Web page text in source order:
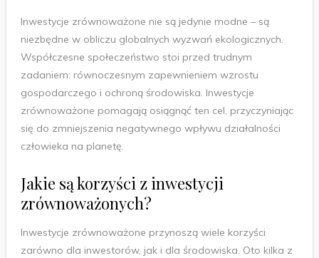
Inwestycje zrównoważone nie są jedynie modne – są
niezbędne w obliczu globalnych wyzwań ekologicznych.
Współczesne społeczeństwo stoi przed trudnym
zadaniem: równoczesnym zapewnieniem wzrostu
gospodarczego i ochroną środowiska. Inwestycje
zrównoważone pomagają osiągnąć ten cel, przyczyniając
się do zmniejszenia negatywnego wpływu działalności
człowieka na planetę.
Jakie są korzyści z inwestycji
zrównoważonych?
Inwestycje zrównoważone przynoszą wiele korzyści
zarówno dla inwestorów, jak i dla środowiska. Oto kilka z